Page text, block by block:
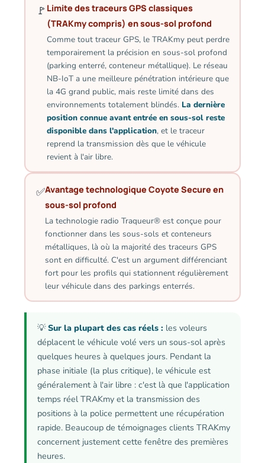
🚩 Limite des traceurs GPS classiques
(TRAKmy compris) en sous-sol profond
Comme tout traceur GPS, le TRAKmy peut perdre
temporairement la précision en sous-sol profond
(parking enterré, conteneur métallique). Le réseau
NB-IoT a une meilleure pénétration intérieure que
la 4G grand public, mais reste limité dans des
environnements totalement blindés. La dernière
position connue avant entrée en sous-sol reste
disponible dans l'application, et le traceur
reprend la transmission dès que le véhicule
revient à l'air libre.
✅Avantage technologique Coyote Secure en
sous-sol profond
La technologie radio Traqueur® est conçue pour
fonctionner dans les sous-sols et conteneurs
métalliques, là où la majorité des traceurs GPS
sont en difficulté. C'est un argument différenciant
fort pour les profils qui stationnent régulièrement
leur véhicule dans des parkings enterrés.
💡Sur la plupart des cas réels : les voleurs
déplacent le véhicule volé vers un sous-sol après
quelques heures à quelques jours. Pendant la
phase initiale (la plus critique), le véhicule est
généralement à l'air libre : c'est là que l'application
temps réel TRAKmy et la transmission des
positions à la police permettent une récupération
rapide. Beaucoup de témoignages clients TRAKmy
concernent justement cette fenêtre des premières
heures.